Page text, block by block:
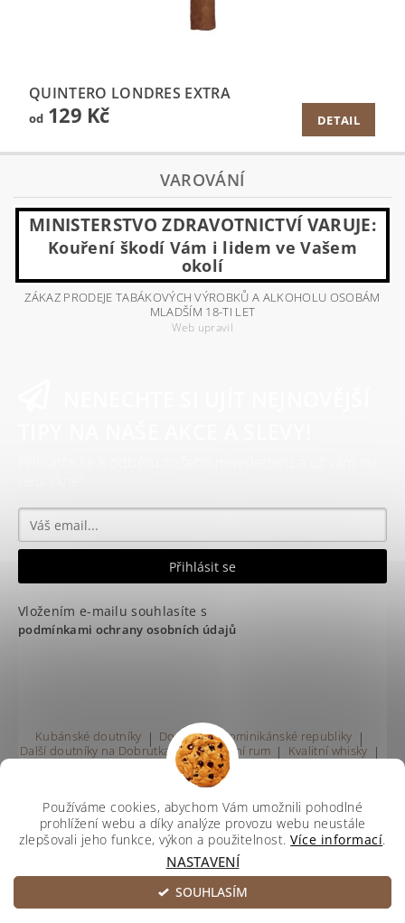
QUINTERO LONDRES EXTRA
od129 Kč DETAIL
VAROVÁNÍ
MINISTERSTVO ZDRAVOTNICTVÍ VARUJE:
Kouření škodí Vám i lidem ve Vašem
okolí
ZÁKAZ PRODEJE TABÁKOVÝCH VÝROBKŮ A ALKOHOLU OSOBÁM
MLADŠÍM 18-TI LET
Web upravil
Vložením e-mailu souhlasíte s
podmínkami ochrany osobních údajů
Kubánské doutníky | Doutníky z Dominikánské republiky |
Další doutníky na Dobrutka.eu | Kvalitní rum | Kvalitní whisky |
Prodej rumu Praha
2026 ©Svetdoutniku, všechna práva vyhrazenaUpravit nastavení cookies
Vytvořil Shoptet
Používáme cookies, abychom Vám umožnili pohodlné
prohlížení webu a díky analýze provozu webu neustále
zlepšovali jeho funkce, výkon a použitelnost.Více informací.
NASTAVENÍ
SOUHLASÍM